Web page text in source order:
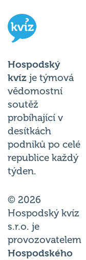
Hospodský
kvíz je týmová
vědomostní
soutěž
probíhající v
desítkách
podniků po celé
republice každý
týden.
© 2026
Hospodský kvíz
s.r.o. je
provozovatelem
Hospodského